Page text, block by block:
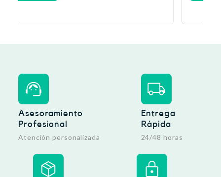
Asesoramiento
Profesional
Atención personalizada
Entrega
Rápida
24/48 horas